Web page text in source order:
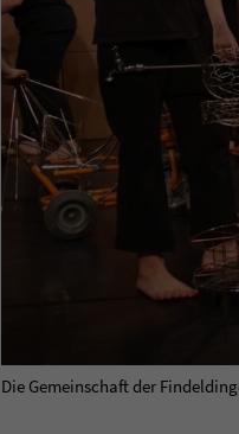
Die Gemeinschaft der